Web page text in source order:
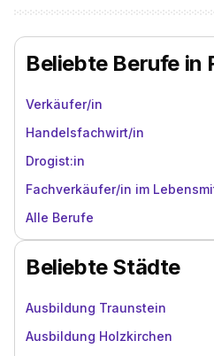
Beliebte Berufe in
Verkäufer/in
Handelsfachwirt/in
Drogist:in
Fachverkäufer/in im
Alle Berufe
Beliebte Städte
Ausbildung Traunstein
Ausbildung Holzkirchen